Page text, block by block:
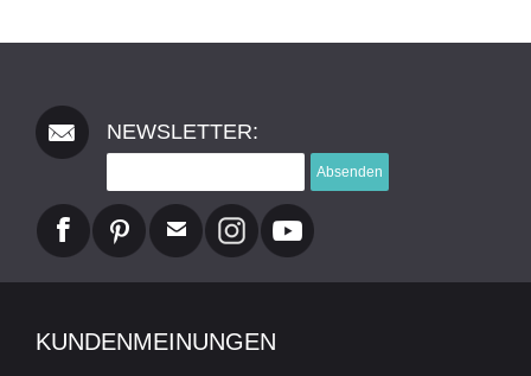
NEWSLETTER:
Absenden
KUNDENMEINUNGEN